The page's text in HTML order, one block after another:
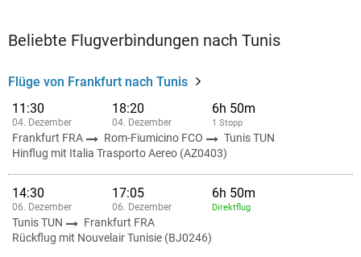
Beliebte Flugverbindungen nach Tunis
Flüge von Frankfurt nach Tunis
11:30
04. Dezember
18:20
04. Dezember
6h 50m
1 Stopp
Frankfurt FRA Rom-Fiumicino FCO
Tunis TUN
Hinflug mit Italia Trasporto Aereo (AZ0403)
14:30
06. Dezember
17:05
06. Dezember
6h 50m
Direktflug
Tunis TUN
Frankfurt FRA
Rückflug mit Nouvelair Tunisie (BJ0246)